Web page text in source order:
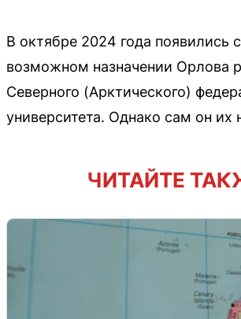
В октябре 2024 года появились
возможном назначении Орлова
Северного (Арктического)
университета. Однако сам он их
ЧИТАЙТЕ